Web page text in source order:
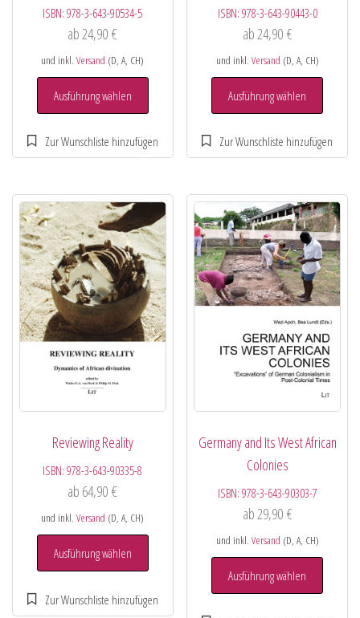
ISBN:978-3-643-90534-5
ab24,90€
und inkl.Versand (D, A, CH)
Ausführung wählen
ISBN: 978-3-643-90443-0
ab24,90 €
und inkl. Versand (D, A, CH)
Ausführung wählen
Reviewing Reality
ISBN:978-3-643-90335-8
ab 64,90€
und inkl.Versand (D, A, CH)
Ausführung wählen
Germany and Its West African
Colonies
ISBN: 978-3-643-90303-7
ab29,90 €
und inkl. Versand (D, A, CH)
Ausführung wählen